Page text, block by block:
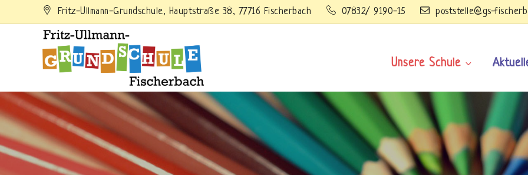
Fritz-Ullmann-Grundschule, Hauptstraße 38, 77716 Fischerbach 07832/ 9190-15 poststelle@gs-
Wordpress GrundschuleUnsere Schule